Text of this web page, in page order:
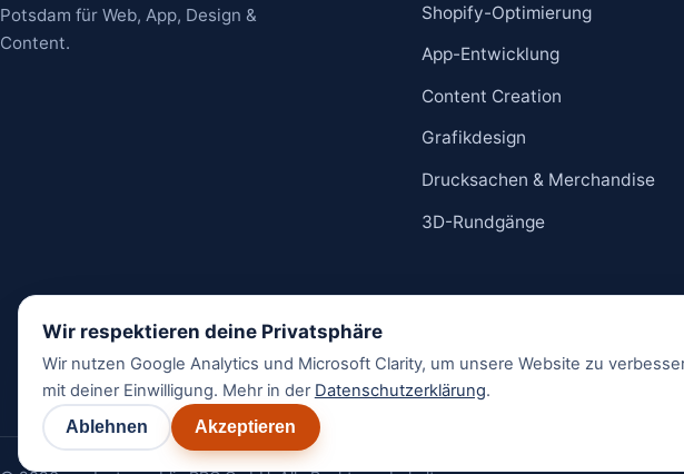
Potsdam für Web, App, Design &
Content.
Shopify-Optimierung
App-Entwicklung
Content Creation
Grafikdesign
Drucksachen & Merchandise
3D-Rundgänge
Wir respektieren deine Privatsphäre
Wir nutzen Google Analytics und Microsoft Clarity, um unsere Website zu
mit deiner Einwilligung. Mehr in der Datenschutzerklärung.
Ablehnen Akzeptieren